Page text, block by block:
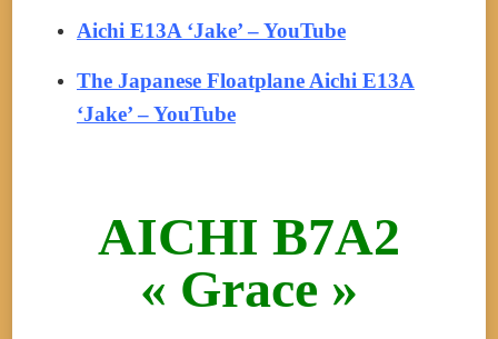
Aichi E13A ‘Jake’ – YouTube
The Japanese Floatplane Aichi E13A
‘Jake’ – YouTube
AICHI B7A2
« Grace »